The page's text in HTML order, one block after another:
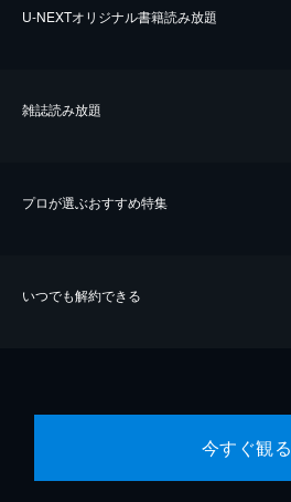
U-NEXTオリジナル書籍読み放題
雑誌読み放題
プロが選ぶおすすめ特集
いつでも解約できる
今すぐ観る